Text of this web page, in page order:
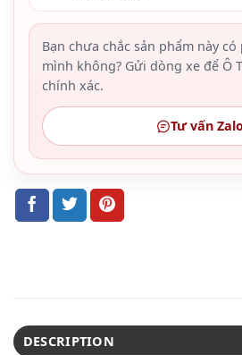
Bạn chưa chắc sản phẩm này
mình không? Gửi dòng xe để Ô
chính xác.
Tư vấn
DESCRIPTION